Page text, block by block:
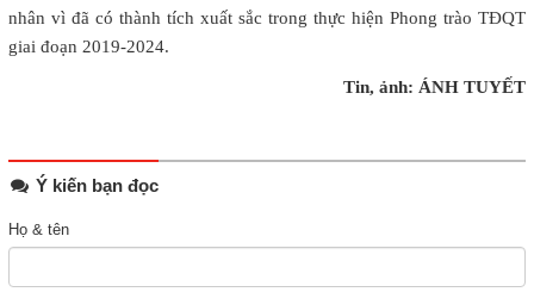
nhân vì đã có thành tích xuất sắc trong thực hiện Phong trào TĐQT
giai đoạn 2019-2024.
Tin, ảnh: ÁNH TUYẾT
Ý kiến bạn đọc
Họ & tên